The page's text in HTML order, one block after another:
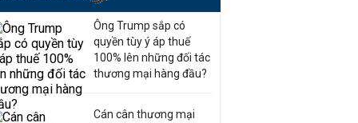
Ông Trump sắp có
quyền tùy ý áp thuế
100% lên những đối tác
thương mại hàng đầu?
Cán cân thương mại